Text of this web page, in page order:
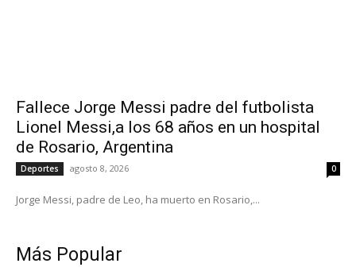
Fallece Jorge Messi padre del futbolista
Lionel Messi,a los 68 años en un hospital
de Rosario, Argentina
Deportes agosto 8, 2026 0
Jorge Messi, padre de Leo, ha muerto en Rosario,...
Más Popular